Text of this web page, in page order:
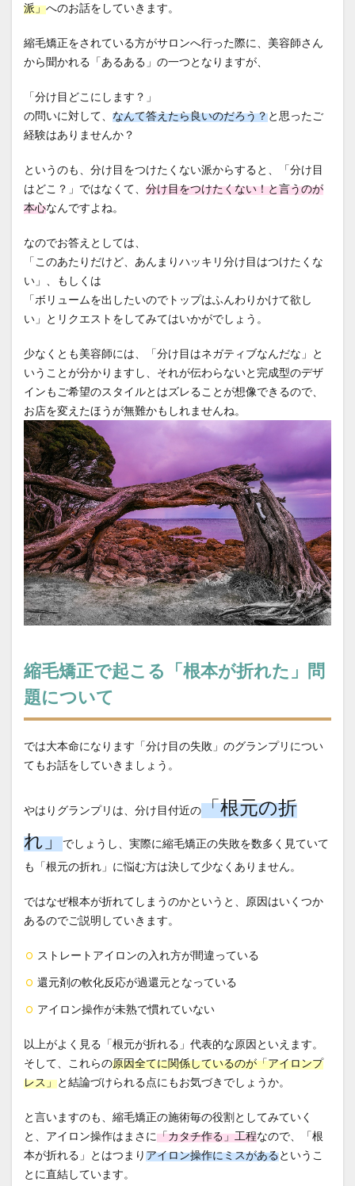
派」へのお話をしていきます。
縮毛矯正をされている方がサロンへ行った際に、美容師さん
から聞かれる「あるある」の一つとなりますが、
「分け目どこにします？」
の問いに対して、 なんて答えたら良いのだろう？と思ったご
経験はありませんか？
というのも、分け目をつけたくない派からすると、「分け目
はどこ？」ではなくて、 分け目をつけたくない！と言うのが
本心なんですよね。
なのでお答えとしては、
「このあたりだけど、あんまりハッキリ分け目はつけたくな
い」、もしくは
「ボリュームを出したいのでトップはふんわりかけて欲し
い」とリクエストをしてみてはいかがでしょう。
少なくとも美容師には、「分け目はネガティブなんだな」と
いうことが分かりますし、それが伝わらないと完成型のデザ
インもご希望のスタイルとはズレることが想像できるので、
お店を変えたほうが無難かもしれませんね。
縮毛矯正で起こる「根本が折れた」問
題について
では大本命になります「分け目の失敗」のグランプリについ
てもお話をしていきましょう。
やはりグランプリは、分け目付近の「根元の折
れ」でしょうし、実際に縮毛矯正の失敗を数多く見ていて
も「根元の折れ」に悩む方は決して少なくありません。
ではなぜ根本が折れてしまうのかというと、原因はいくつか
あるのでご説明していきます。
ストレートアイロンの入れ方が間違っている
還元剤の軟化反応が過還元となっている
アイロン操作が未熟で慣れていない
以上がよく見る「根元が折れる」代表的な原因といえます。
そして、これらの原因全てに関係しているのが「アイロンプ
レス」と結論づけられる点にもお気づきでしょうか。
と言いますのも、縮毛矯正の施術毎の役割としてみていく
と、アイロン操作はまさに「カタチ作る」工程なので、「根
本が折れる」とはつまりアイロン操作にミスがあるというこ
とに直結しています。